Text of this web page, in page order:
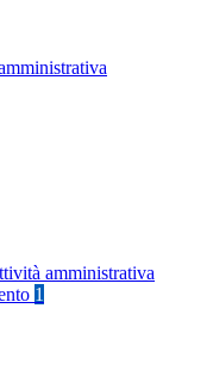
amministrativa
1